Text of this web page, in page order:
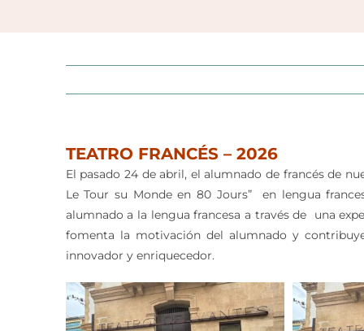
TEATRO FRANCÉS – 2026
El pasado 24 de abril, el alumnado de francés de
Le Tour su Monde en 80 Jours” en lengua
alumnado a la lengua francesa a través de una
fomenta la motivación del alumnado y
innovador y enriquecedor.